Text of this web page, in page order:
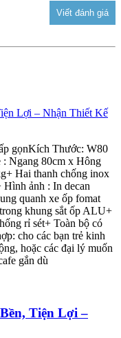
gọnKích Thước: W80
Ngang 80cm x Hông
Hai thanh chống inox
Hình ảnh : In decan
quanh xe ốp fomat
khung sắt ốp ALU+
rỉ sét+ Toàn bộ có
cho các bạn trẻ kinh
hoặc các đại lý muốn
gắn dù
Tiện Lợi –